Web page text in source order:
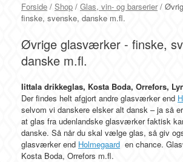
Forside / Shop / Glas, vin- og barserier/
finske, svenske, danske m.fl.
Øvrige glasværker - finske,
danske m.fl.
Iittala drikkeglas, Kosta Boda, Orrefors,
Der findes helt afgjort andre glasværker end
selvom vi danskere elsker alt dansk – ja så
at glas fra udenlandske glasværker faktisk
danske. Så når du skal vælge glas, så giv
glasværker end Holmegaard en chance.
Kosta Boda, Orrefors m.fl.